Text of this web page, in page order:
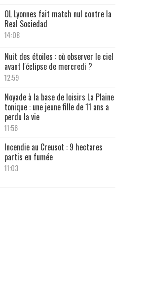
OL Lyonnes fait match nul contre la
Real Sociedad
14:08
Nuit des étoiles : où observer le ciel
avant l'éclipse de mercredi ?
12:59
Noyade à la base de loisirs La Plaine
tonique : une jeune fille de 11 ans a
perdu la vie
11:56
Incendie au Creusot : 9 hectares
partis en fumée
11:03